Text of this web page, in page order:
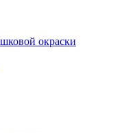
окраски